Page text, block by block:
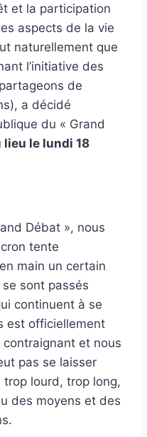
et la participation
aspects de la vie
naturellement que
l’initiative des
de
a décidé
du « Grand
lieu le lundi 18
Débat », nous
tente
main un certain
se sont passés
continuent à se
est officiellement
et nous
pas se laisser
lourd, trop long,
des moyens et des